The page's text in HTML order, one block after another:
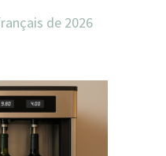
de 2026